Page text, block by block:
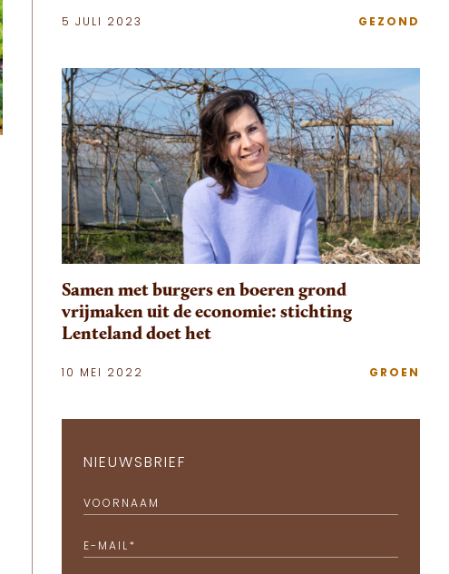
5 JULI 2023 GEZOND
Samen met burgers en boeren grond
vrijmaken uit de economie: stichting
Lenteland doet het
10 MEI 2022 GROEN
NIEUWSBRIEF
VOORNAAM
E-MAIL *